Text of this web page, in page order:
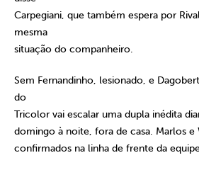
Carpegiani, que também espera por
mesma
situação do companheiro.
Sem Fernandinho, lesionado, e
do
Tricolor vai escalar uma dupla inédita
domingo à noite, fora de casa. Marlos e
confirmados na linha de frente da